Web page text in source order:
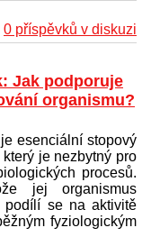
0 příspěvků v diskuzi
Jak podporuje
organismu?
esenciální stopový
který je nezbytný pro
procesů.
jej organismus
podílí se na aktivitě
fyziologickým